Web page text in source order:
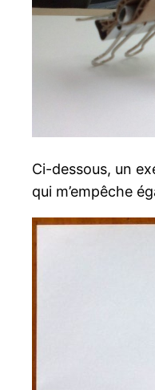
Ci-dessous, un
qui m’empêche